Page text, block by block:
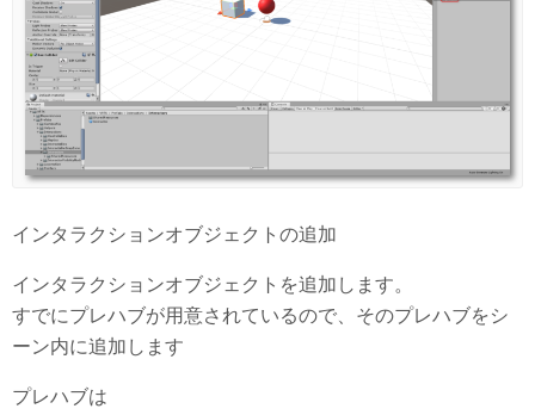
インタラクションオブジェクトの追加
インタラクションオブジェクトを追加します。
すでにプレハブが用意されているので、そのプレハブをシ
ーン内に追加します
プレハブは